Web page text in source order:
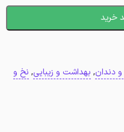
خرید
دندان, بهداشت و زیبایی, نخ و